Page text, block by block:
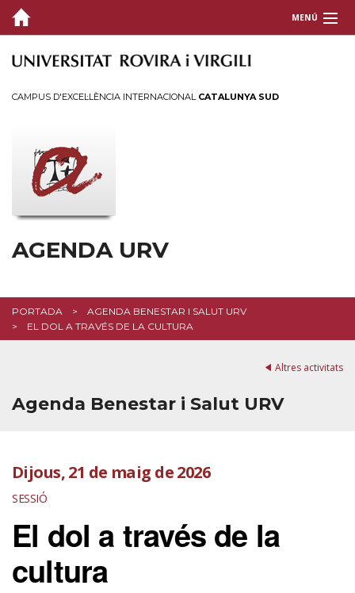
MENÚ
CAMPUS D'EXCEL·LÈNCIA INTERNACIONAL CATALUNYA SUD
AGENDA URV
PORTADA
AGENDA BENESTAR I SALUT URV
EL DOL A TRAVÉS DE LA CULTURA
Altres activitats
Agenda Benestar i Salut URV
Dijous, 21 de maig de 2026
SESSIÓ
El dol a través de la
cultura